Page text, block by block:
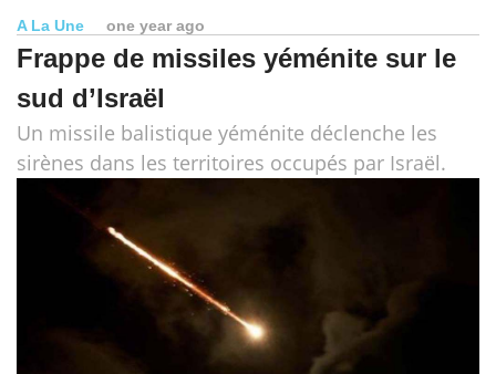
A La Une one year ago
Frappe de missiles yéménite sur le
sud d’Israël
Un missile balistique yéménite déclenche les
sirènes dans les territoires occupés par Israël.